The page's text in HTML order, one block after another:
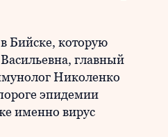
Бийске, которую
главный
Николенко
эпидемии
именно вирус